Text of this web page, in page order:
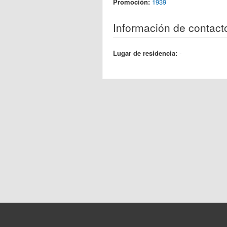
Información de
Lugar de residencia: -